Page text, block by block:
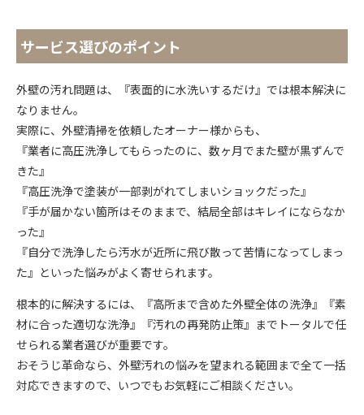
サービス選びのポイント
外壁の汚れ問題は、『表面的に水洗いするだけ』では根本解決に
なりません。
実際に、外壁清掃を依頼したオーナー様からも、
『業者に高圧洗浄してもらったのに、数ヶ月でまた壁が黒ずんで
きた』
『高圧洗浄で塗装が一部剥がれてしまいショックだった』
『手が届かない箇所はそのままで、結局全部はキレイにならなか
った』
『自分で洗浄したら汚水が近所に飛び散って苦情になってしまっ
た』といった悩みがよく寄せられます。
根本的に解決するには、『高所まで含めた外壁全体の洗浄』『素
材に合った適切な洗浄』『汚れの再発防止策』までトータルで任
せられる業者選びが重要です。
おそうじ革命なら、外壁汚れの悩みを望まれる範囲まで全て一括
対応できますので、いつでもお気軽にご相談ください。